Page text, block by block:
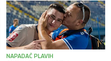
NAPADAČ PLAVIH